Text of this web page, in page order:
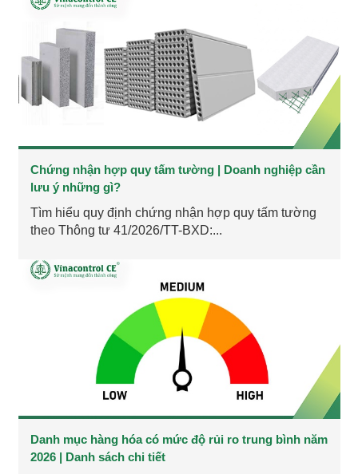
Chứng nhận hợp quy tấm tường | Doanh nghiệp cần
lưu ý những gì?
Tìm hiểu quy định chứng nhận hợp quy tấm tường
theo Thông tư 41/2026/TT-BXD:...
Danh mục hàng hóa có mức độ rủi ro trung bình năm
2026 | Danh sách chi tiết